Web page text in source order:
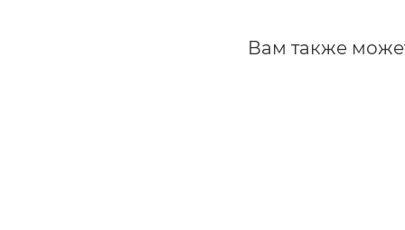
Вам также